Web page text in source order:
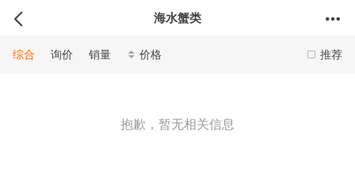
海水蟹类
推荐
综合 询价 销量 价格
抱歉，暂无相关信息